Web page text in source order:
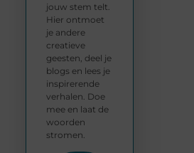
jouw stem telt.
Hier ontmoet
je andere
creatieve
geesten, deel je
blogs en lees je
inspirerende
verhalen. Doe
mee en laat de
woorden
stromen.